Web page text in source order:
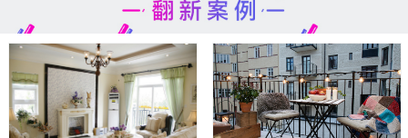
成都老房翻新注意事项，承重墙改造
成都二手房局部翻新价格及厨卫改造
成都二手房装修避坑指南：选对装修